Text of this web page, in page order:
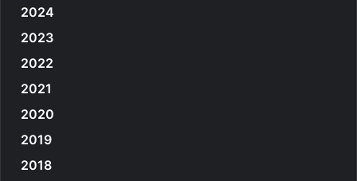
2024
2023
2022
2021
2020
2019
2018